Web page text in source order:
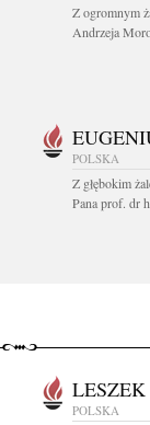
Z ogromnym
Andrzeja
POLSKA
Z głębokim
Pana prof. dr
POLSKA